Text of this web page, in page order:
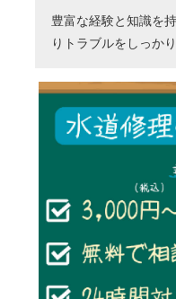
豊富な経験と知識を
りトラブルをしっか